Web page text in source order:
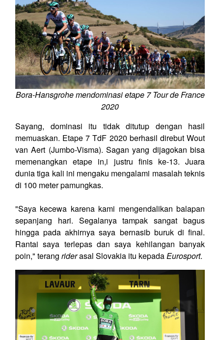
Bora-Hansgrohe mendominasi etape 7 Tour de France
2020
Sayang, dominasi itu tidak ditutup dengan hasil
memuaskan. Etape 7 TdF 2020 berhasil direbut Wout
van Aert (Jumbo-Visma). Sagan yang dijagokan bisa
memenangkan etape in,i justru finis ke-13. Juara
dunia tiga kali ini mengaku mengalami masalah teknis
di 100 meter pamungkas.
"Saya kecewa karena kami mengendalikan balapan
sepanjang hari. Segalanya tampak sangat bagus
hingga pada akhirnya saya bernasib buruk di final.
Rantai saya terlepas dan saya kehilangan banyak
poin," terang riderasal Slovakia itu kepadaEurosport.